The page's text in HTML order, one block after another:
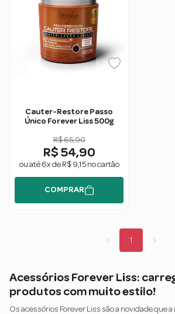
Cauter-Restore Passo
Único Forever Liss 500g
R$ 65,90
R$ 54,90
ou até 6x de R$ 9,15 no cartão
COMPRAR
1
Acessórios Forever Liss:
produtos com muito estilo!
Os acessórios Forever Liss são a novidade que